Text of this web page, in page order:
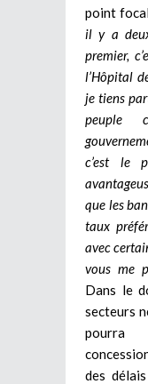
point
il y a
premier,
l’Hôpital
je tiens
peuple
c’est le
que les
taux
avec
vous me
Dans le
secteurs
pourra
des